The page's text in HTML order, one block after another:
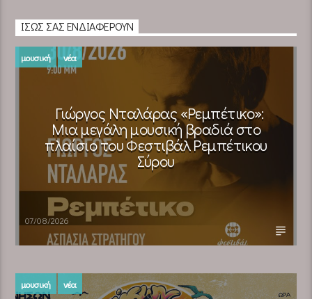
ΊΣΩΣ ΣΑΣ ΕΝΔΙΑΦΈΡΟΥΝ
μουσική νέα
Γιώργος Νταλάρας «Ρεμπέτικο»:
Μια μεγάλη μουσική βραδιά στο
πλαίσιο του Φεστιβάλ Ρεμπέτικου
Σύρου
07/08/2026
μουσική νέα